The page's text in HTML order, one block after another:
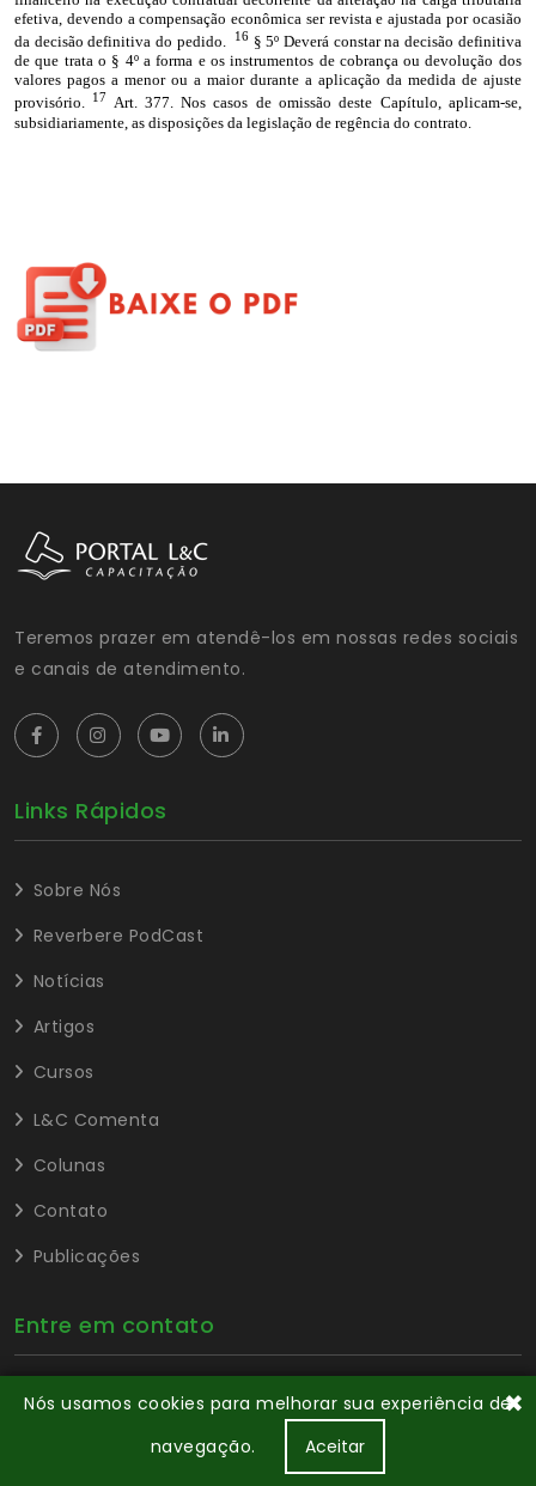
Teremos prazer em atendê-los em nossas redes sociais
e canais de atendimento.
Links Rápidos
Sobre Nós
Reverbere PodCast
Notícias
Artigos
Cursos
L&C Comenta
Colunas
Contato
Publicações
Entre em contato
Rua das Paineiras, 3, Sala 601 A, Edf
Cosmopolitan, Águas Claras, Brasília - DF.
Nós usamos cookies para melhorar sua experiência de
navegação.
Aceitar
✖